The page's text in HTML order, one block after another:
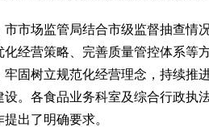
场监管局结合市级监督抽查情
化经营策略、完善质量管控体系等
牢固树立规范化经营理念，持续推
设。各食品业务科室及综合行政执
出了明确要求。